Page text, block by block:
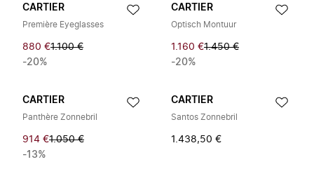
CARTIER
Première Eyeglasses
880 €1.100 €
-20%
CARTIER
Optisch Montuur
1.160 €1.450 €
-20%
CARTIER
Panthère Zonnebril
914 €1.050 €
-13%
CARTIER
Santos Zonnebril
1.438,50 €